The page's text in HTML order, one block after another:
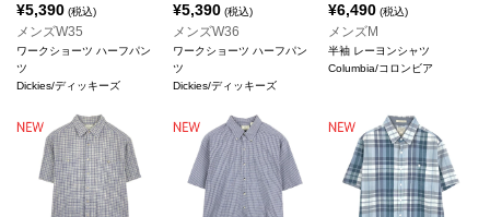
¥5,390 (税込)
メンズW35
ワークショーツ ハーフパン
ツ
Dickies/ディッキーズ
¥5,390(税込)
メンズW36
ワークショーツ ハーフパン
ツ
Dickies/ディッキーズ
¥6,490 (税込)
メンズM
半袖 レーヨンシャツ
Columbia/コロンビア